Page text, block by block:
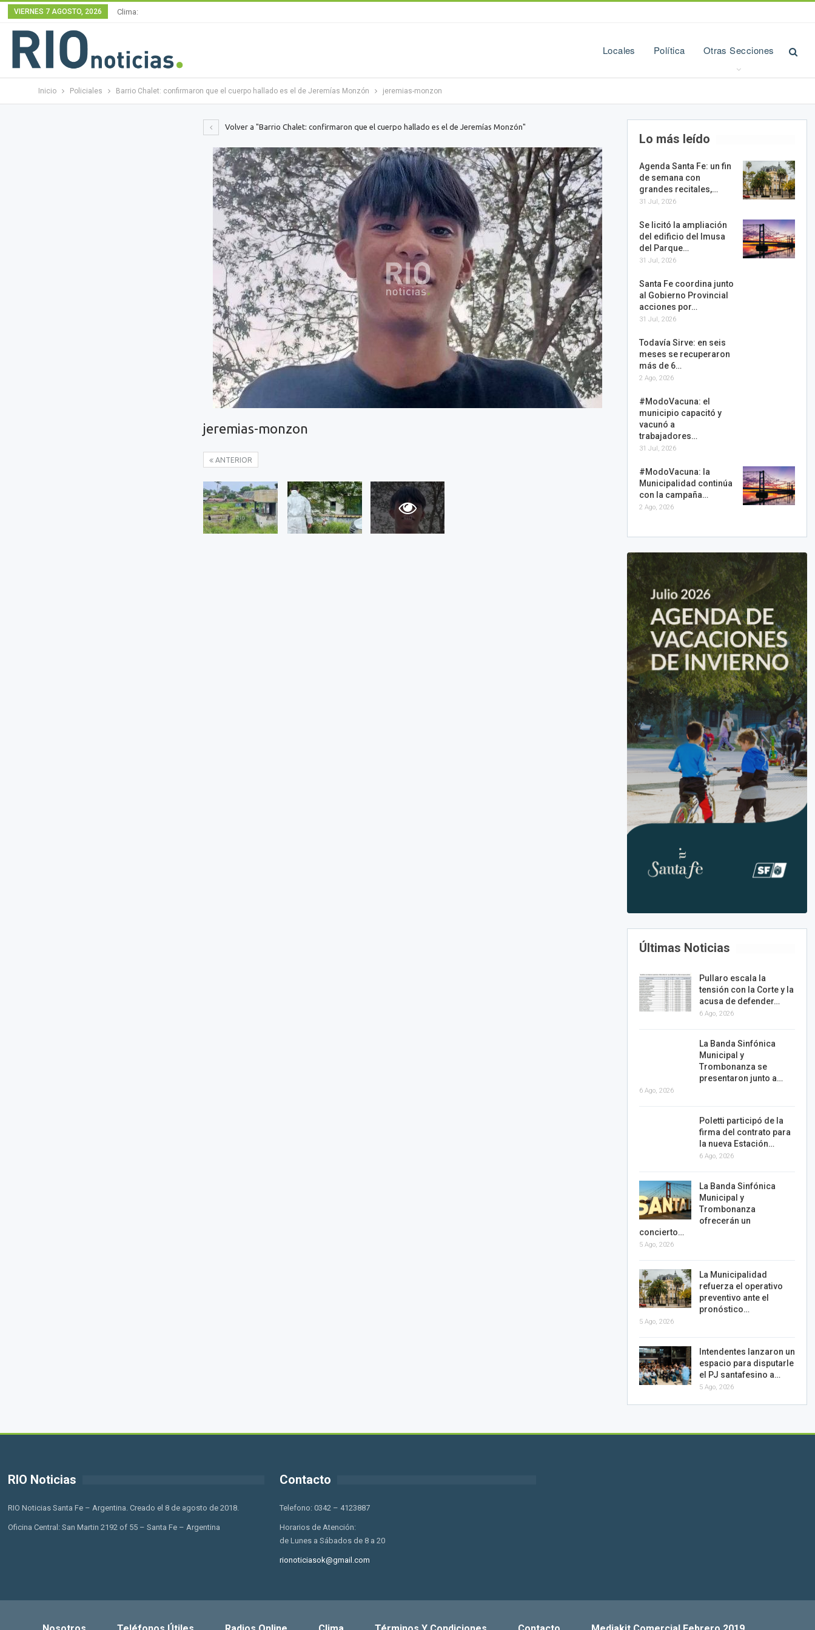
VIERNES 7 AGOSTO, 2026 Clima:
Locales Política Otras Secciones
Inicio Policiales Barrio Chalet: confirmaron que el cuerpo hallado es el de Jeremías Monzón jeremias-monzon
Volver a "Barrio Chalet: confirmaron que el cuerpo hallado es el de Jeremías Monzón"
jeremias-monzon
ANTERIOR
Lo más leído
Agenda Santa Fe: un fin
de semana con
grandes recitales,…
31 Jul, 2026
Se licitó la ampliación
del edificio del Imusa
del Parque…
31 Jul, 2026
Santa Fe coordina junto
al Gobierno Provincial
acciones por…
31 Jul, 2026
Todavía Sirve: en seis
meses se recuperaron
más de 6…
2 Ago, 2026
#ModoVacuna: el
municipio capacitó y
vacunó a
trabajadores…
31 Jul, 2026
#ModoVacuna: la
Municipalidad continúa
con la campaña…
2 Ago, 2026
Últimas Noticias
Pullaro escala la
tensión con la Corte y la
acusa de defender…
6 Ago, 2026
La Banda Sinfónica
Municipal y
Trombonanza se
presentaron junto a…
6 Ago, 2026
Poletti participó de la
firma del contrato para
la nueva Estación…
6 Ago, 2026
La Banda Sinfónica
Municipal y
Trombonanza
ofrecerán un
concierto…
5 Ago, 2026
La Municipalidad
refuerza el operativo
preventivo ante el
pronóstico…
5 Ago, 2026
Intendentes lanzaron un
espacio para disputarle
el PJ santafesino a…
5 Ago, 2026
RIO Noticias
RIO Noticias Santa Fe – Argentina. Creado el 8 de agosto de 2018.
Oficina Central: San Martin 2192 of 55 – Santa Fe – Argentina
Contacto
Telefono: 0342 – 4123887
Horarios de Atención:
de Lunes a Sábados de 8 a 20
rionoticiasok@gmail.com